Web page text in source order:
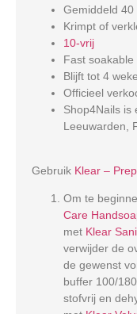
Gemiddeld 40
Krimpt of
10-vrij
Fast soakable
Blijft tot 4
Officieel
Shop4Nails is
Leeuwarden,
Gebruik Klear –
Om te
Care
met Klear
verwijder de
de gewenst
buffer 100/
stofvrij en